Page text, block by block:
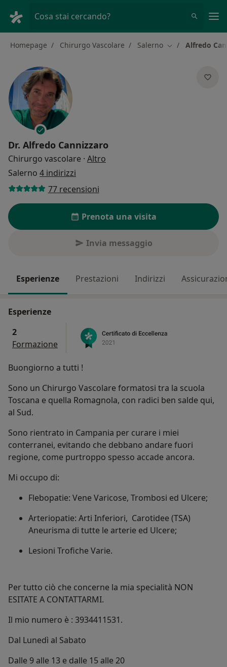
Cosa stai cercando?
Homepage Chirurgo Vascolare Salerno Cambia città
Alfredo
Dr. Alfredo Cannizzaro
Chirurgo vascolare · Altro
Salerno 4 indirizzi
77 recensioni
Prenota una visita
Invia messaggio
Esperienze Prestazioni Indirizzi
Esperienze
2
Formazione
Buongiorno a tutti !
Sono un Chirurgo Vascolare formatosi tra la scuola
Toscana e quella Romagnola, con radici ben salde qui,
al Sud.
Sono rientrato in Campania per curare i miei
conterranei, evitando che debbano andare fuori
regione, come purtroppo spesso accade ancora.
Mi occupo di:
Flebopatie: Vene Varicose, Trombosi ed Ulcere;
Arteriopatie: Arti Inferiori, Carotidee (TSA)
Aneurisma di tutte le arterie ed Ulcere;
Lesioni Trofiche Varie.
Per tutto ciò che concerne la mia specialità NON
ESITATE A CONTATTARMI.
Il mio numero è : 3934411531.
Dal Lunedì al Sabato
Dalle 9 alle 13 e dalle 15 alle 20